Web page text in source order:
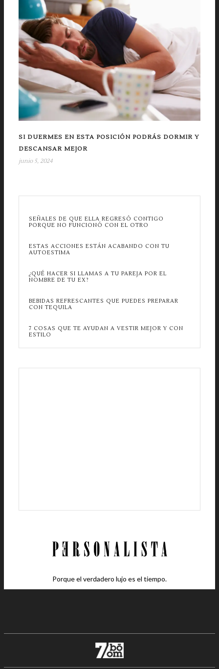
SI DUERMES EN ESTA POSICIÓN PODRÁS DORMIR Y
DESCANSAR MEJOR
junio 5, 2024
SEÑALES DE QUE ELLA REGRESÓ CONTIGO
PORQUE NO FUNCIONÓ CON EL OTRO
ESTAS ACCIONES ESTÁN ACABANDO CON TU
AUTOESTIMA
¿QUÉ HACER SI LLAMAS A TU PAREJA POR EL
NOMBRE DE TU EX?
BEBIDAS REFRESCANTES QUE PUEDES PREPARAR
CON TEQUILA
7 COSAS QUE TE AYUDAN A VESTIR MEJOR Y CON
ESTILO
Porque el verdadero lujo es el tiempo.